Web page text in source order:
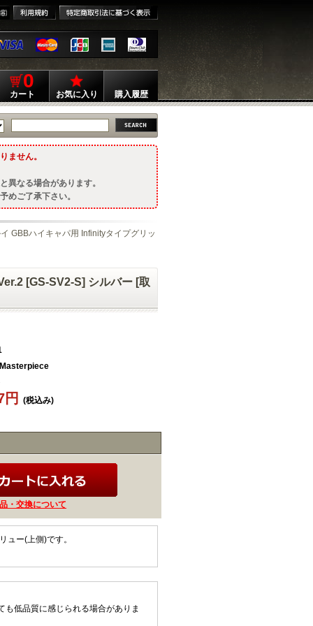
0
カート お気に入り 購入履歴
ません。
異なる場合があります。
めご了承下さい。
GBBハイキャパ用 Infinityタイプグリッ
[GS-SV2-S] シルバー [取
円
(税込み)
・交換について
ュー(上側)です。
低品質に感じられる場合がありま